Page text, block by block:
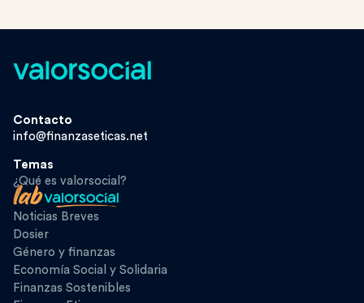
Contacto
info@finanzaseticas.net
Temas
¿Qué es valorsocial?
Noticias Breves
Dosier
Género y finanzas
Economía Social y Solidaria
Finanzas Sostenibles